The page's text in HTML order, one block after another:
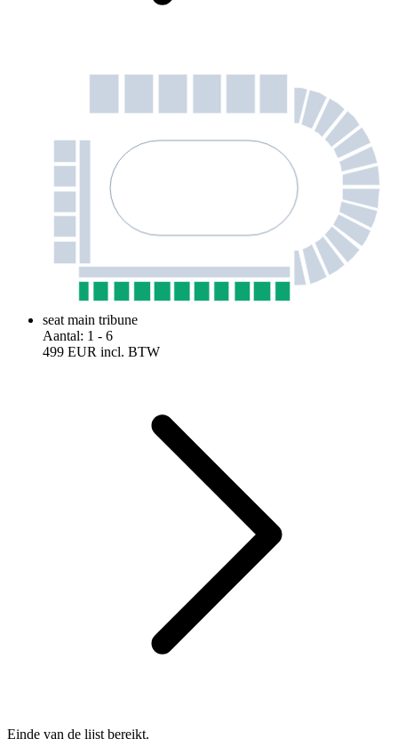
seat main tribune
Aantal: 1 - 6
499 EUR incl. BTW
Einde van de lijst bereikt.